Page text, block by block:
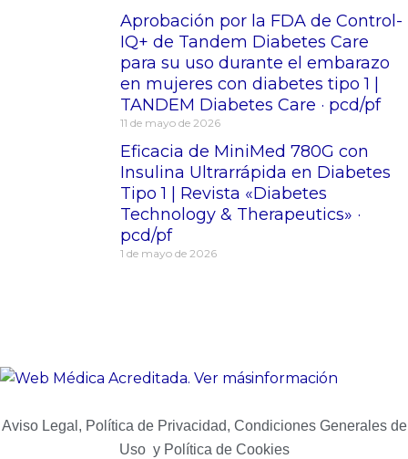
Aprobación por la FDA de Control-
IQ+ de Tandem Diabetes Care
para su uso durante el embarazo
en mujeres con diabetes tipo 1 |
TANDEM Diabetes Care · pcd/pf
11 de mayo de 2026
Eficacia de MiniMed 780G con
Insulina Ultrarrápida en Diabetes
Tipo 1 | Revista «Diabetes
Technology & Therapeutics» ·
pcd/pf
1 de mayo de 2026
Aviso Legal, Política de Privacidad, Condiciones Generales de
Uso y Política de Cookies